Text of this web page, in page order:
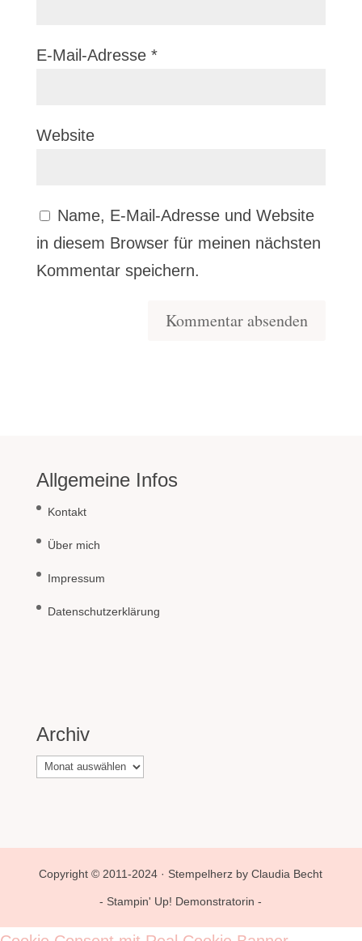
E-Mail-Adresse *
Website
Name, E-Mail-Adresse und Website
in diesem Browser für meinen nächsten
Kommentar speichern.
Allgemeine Infos
Kontakt
Über mich
Impressum
Datenschutzerklärung
Archiv
Archiv
Copyright © 2011-2024 · Stempelherz by Claudia Becht
- Stampin' Up! Demonstratorin -